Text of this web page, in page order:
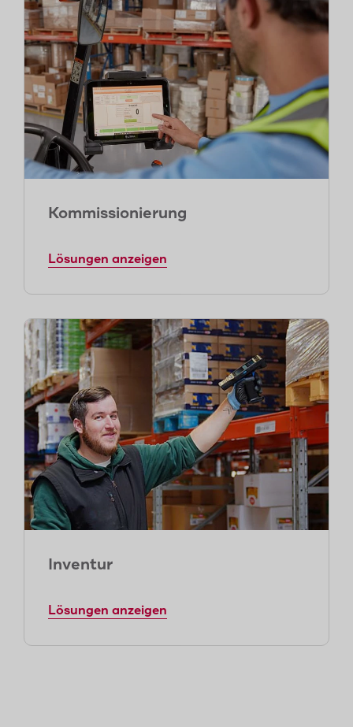
Kommissionierung
Lösungen anzeigen
Inventur
Lösungen anzeigen